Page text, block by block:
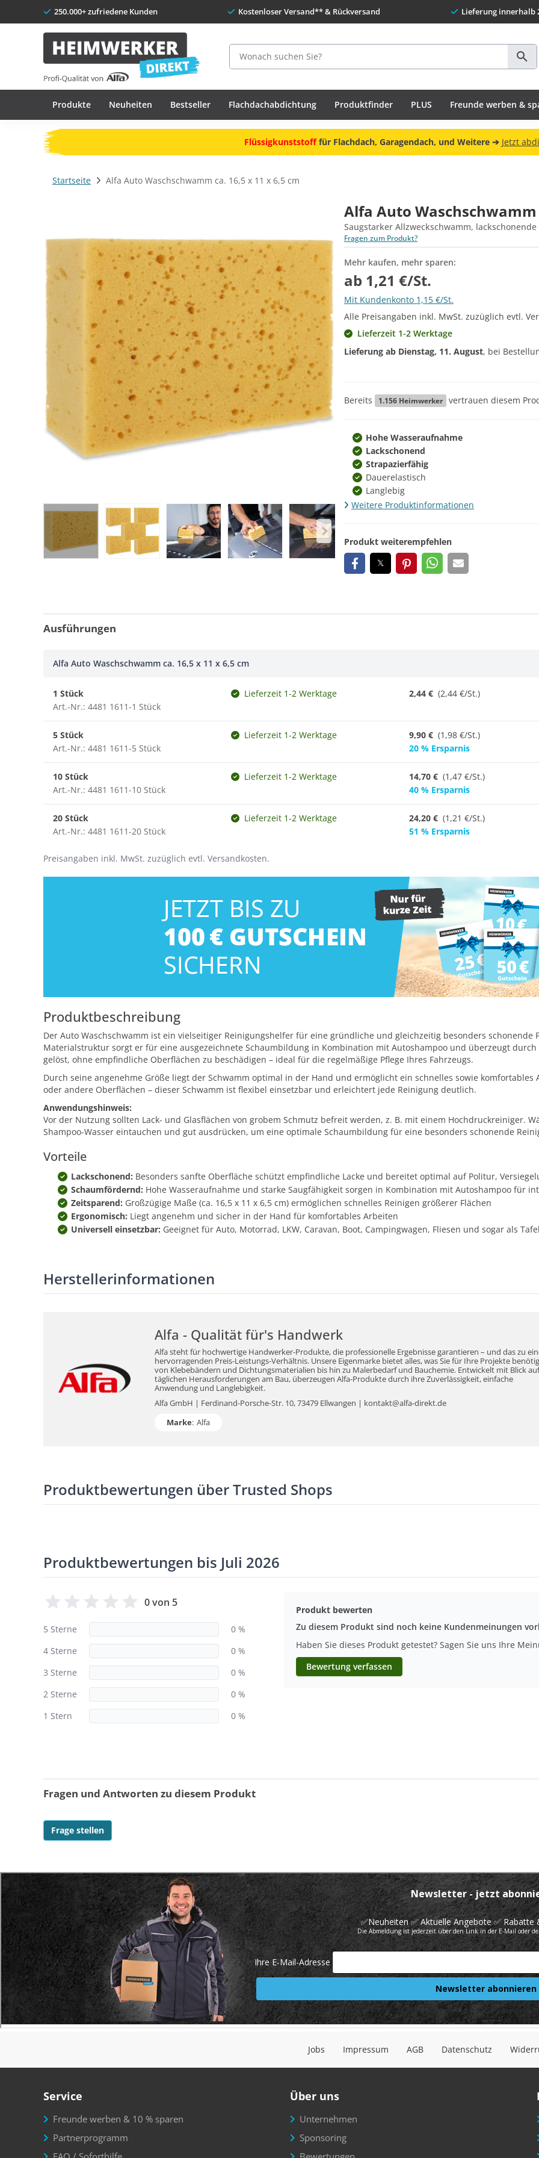
250.000+ zufriedene Kunden Kostenloser Versand** & Rückversand Lieferung innerhalb
Suche
Produkte Neuheiten Bestseller Flachdachabdichtung Produktfinder PLUS Freunde werben &
Jetzt abdichten! Freunde
Startseite Alfa Auto Waschschwamm ca. 16,5 x 11 x 6,5 cm
Alfa Auto Waschschwamm
Saugstarker Allzweckschwamm,
Fragen zum Produkt?
Mehr kaufen, mehr sparen:
ab 1,21 €/St.
Mit Kundenkonto 1,15 €/St.
Alle Preisangaben inkl. MwSt. zuzüglich evtl.
Lieferzeit 1-2 Werktage
Lieferung ab Dienstag, 11. August, bei
Bereits 1.156 Heimwerker vertrauen diesem
Hohe Wasseraufnahme
Lackschonend
Strapazierfähig
Dauerelastisch
Langlebig
Weitere Produktinformationen
Produkt weiterempfehlen
Ausführungen
Alfa Auto Waschschwamm ca. 16,5 x 11 x 6,5 cm
1 Stück
Art.-Nr.: 4481 1611-1 Stück
Lieferzeit 1-2 Werktage 2,44 € (2,44 €/St.)
5 Stück
Art.-Nr.: 4481 1611-5 Stück
Lieferzeit 1-2 Werktage 9,90 € (1,98 €/St.)
20 % Ersparnis
10 Stück
Art.-Nr.: 4481 1611-10 Stück
Lieferzeit 1-2 Werktage 14,70 € (1,47 €/St.)
40 % Ersparnis
20 Stück
Art.-Nr.: 4481 1611-20 Stück
Lieferzeit 1-2 Werktage 24,20 € (1,21 €/St.)
51 % Ersparnis
Preisangaben inkl. MwSt. zuzüglich evtl. Versandkosten.
Produktbeschreibung
Der Auto Waschschwamm ist ein vielseitiger Reinigungshelfer für eine gründliche und gleichzeitig besonders schonende
Materialstruktur sorgt er für eine ausgezeichnete Schaumbildung in Kombination mit Autoshampoo und überzeugt
gelöst, ohne empfindliche Oberflächen zu beschädigen – ideal für die regelmäßige Pflege Ihres Fahrzeugs.
Durch seine angenehme Größe liegt der Schwamm optimal in der Hand und ermöglicht ein schnelles sowie
oder andere Oberflächen – dieser Schwamm ist flexibel einsetzbar und erleichtert jede Reinigung deutlich.
Anwendungshinweis:
Vor der Nutzung sollten Lack- und Glasflächen von grobem Schmutz befreit werden, z. B. mit einem Hochdruckreiniger.
Shampoo-Wasser eintauchen und gut ausdrücken, um eine optimale Schaumbildung für eine besonders schonende
Vorteile
Lackschonend: Besonders sanfte Oberfläche schützt empfindliche Lacke und bereitet optimal auf Politur,
Schaumfördernd: Hohe Wasseraufnahme und starke Saugfähigkeit sorgen in Kombination mit Autoshampoo für
Zeitsparend: Großzügige Maße (ca. 16,5 x 11 x 6,5 cm) ermöglichen schnelles Reinigen größerer Flächen
Ergonomisch: Liegt angenehm und sicher in der Hand für komfortables Arbeiten
Universell einsetzbar: Geeignet für Auto, Motorrad, LKW, Caravan, Boot, Campingwagen, Fliesen und sogar als
Herstellerinformationen
Alfa - Qualität für's Handwerk
Alfa steht für hochwertige Handwerker-Produkte, die professionelle Ergebnisse garantieren – und das zu
hervorragenden Preis-Leistungs-Verhältnis. Unsere Eigenmarke bietet alles, was Sie für Ihre Projekte
von Klebebändern und Dichtungsmaterialien bis hin zu Malerbedarf und Bauchemie. Entwickelt mit Blick
täglichen Herausforderungen am Bau, überzeugen Alfa-Produkte durch ihre Zuverlässigkeit, einfache
Anwendung und Langlebigkeit.
Alfa GmbH | Ferdinand-Porsche-Str. 10, 73479 Ellwangen | kontakt@alfa-direkt.de
Marke: Alfa
Produktbewertungen über Trusted Shops
Produktbewertungen bis Juli 2026
0 von 5
5 Sterne
0 %
4 Sterne
0 %
3 Sterne
0 %
2 Sterne
0 %
1 Stern
0 %
Produkt bewerten
Zu diesem Produkt sind noch keine Kundenmeinungen
Haben Sie dieses Produkt getestet? Sagen Sie uns Ihre
Bewertung verfassen
Fragen und Antworten zu diesem Produkt
Frage stellen
Jobs Impressum AGB Datenschutz
Service
Freunde werben & 10 % sparen
Partnerprogramm
Über uns
Unternehmen
Sponsoring